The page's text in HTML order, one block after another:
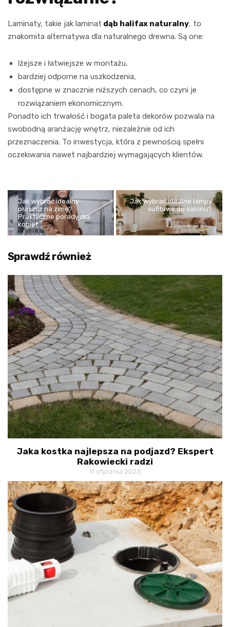
Laminaty, takie jak laminat dąb halifax naturalny, to
znakomita alternatywa dla naturalnego drewna. Są one:
lżejsze i łatwiejsze w montażu,
bardziej odporne na uszkodzenia,
dostępne w znacznie niższych cenach, co czyni je
rozwiązaniem ekonomicznym.
Ponadto ich trwałość i bogata paleta dekorów pozwala na
swobodną aranżację wnętrz, niezależnie od ich
przeznaczenia. To inwestycja, która z pewnością spełni
oczekiwania nawet najbardziej wymagających klientów.
Jak wybrać idealny
płaszcz na zimę?
Praktyczne porady dla
kobiet
Jak wybrać idealne lampy
sufitowe do salonu?
Sprawdź również
Jaka kostka najlepsza na podjazd? Ekspert
Rakowiecki radzi
11 stycznia 2023